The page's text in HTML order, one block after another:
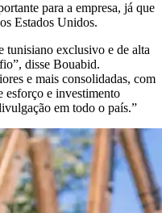
para a empresa, já que
Estados Unidos.
tunisiano exclusivo e de alta
disse Bouabid.
e mais consolidadas, com
esforço e investimento
em todo o país.”